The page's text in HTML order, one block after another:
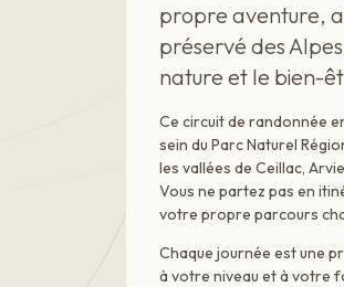
propre aventure,
préservé des
nature et le bien-
Ce circuit de randonnée
sein du Parc Naturel
les vallées de Ceillac,
Vous ne partez pas en
votre propre parcours
Chaque journée est une
à votre niveau et à votre